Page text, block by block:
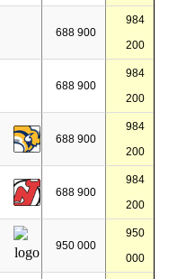
688 900
984
200
688 900
984
200
688 900
984
200
688 900
984
200
950 000
950
000